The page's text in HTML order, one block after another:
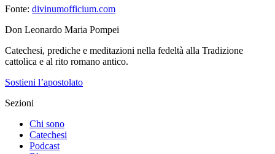
Fonte: divinumofficium.com
Don Leonardo Maria Pompei
Catechesi, prediche e meditazioni nella fedeltà alla Tradizione
cattolica e al rito romano antico.
Sostieni l’apostolato
Sezioni
Chi sono
Catechesi
Podcast